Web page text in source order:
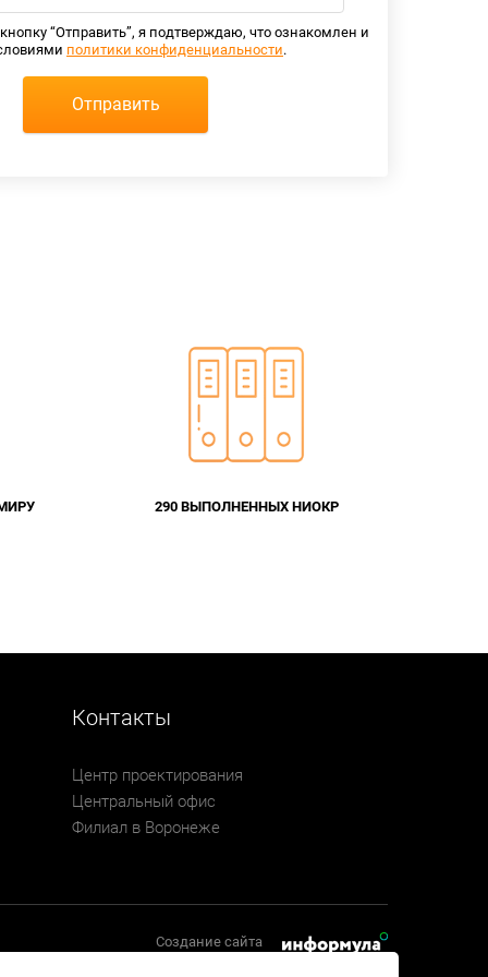
“Отправить”, я подтверждаю, что ознакомлен и
политики конфиденциальности.
290 ВЫПОЛНЕННЫХ НИОКР
Контакты
Центр проектирования
Центральный офис
Филиал в Воронеже
Создание сайта